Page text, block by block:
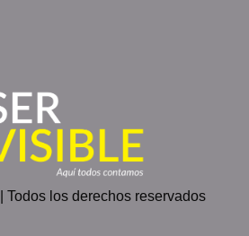
los derechos reservados